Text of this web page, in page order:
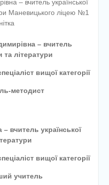
гри
– вчитель
та літератури
вищої категорії
методист
вчитель української
вищої категорії
учитель